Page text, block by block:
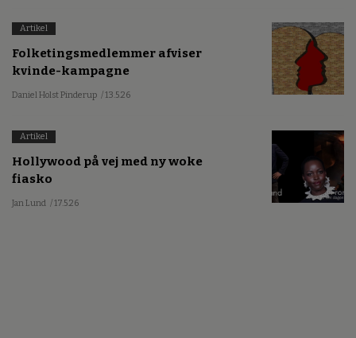
Artikel
Folketingsmedlemmer afviser
kvinde-kampagne
Daniel Holst Pinderup / 13.5.26
Artikel
Hollywood på vej med ny woke
fiasko
Jan Lund / 17.5.26